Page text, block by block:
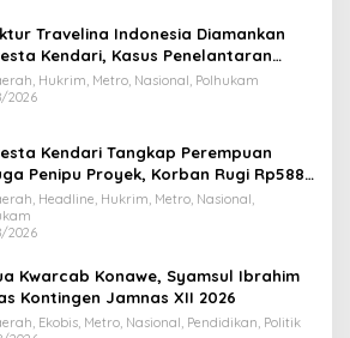
Travelina Indonesia Diamankan
Kendari, Kasus Penelantaran
Umrah Masuk Babak Baru
Hukrim, Metro, Nasional, Polhukam
2026
Kendari Tangkap Perempuan
Penipu Proyek, Korban Rugi Rp588,1
Headline, Hukrim, Metro, Nasional,
2026
Kwarcab Konawe, Syamsul Ibrahim
Kontingen Jamnas XII 2026
Ekobis, Metro, Nasional, Pendidikan, Politik